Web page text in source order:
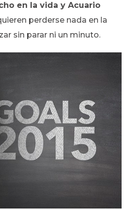
en la vida y Acuario
perderse nada en la
sin parar ni un minuto.